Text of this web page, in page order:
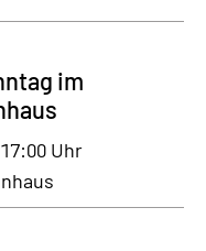
im
Uhr